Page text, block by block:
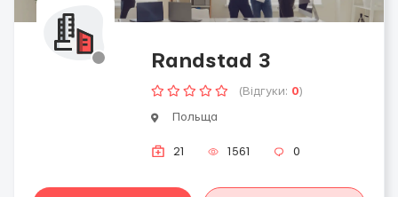
Randstad 3
(Відгуки: 0)
Польща
21 1561 0